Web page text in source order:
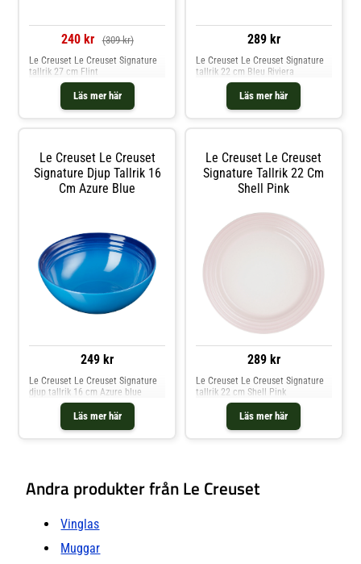
240 kr (309 kr)
Läs mer här
Le Creuset Le Creuset Signature
tallrik 27 cm Flint
289 kr
Läs mer här
Le Creuset Le Creuset Signature
tallrik 22 cm Bleu Riviera
Le Creuset Le Creuset
Signature Djup Tallrik 16
Cm Azure Blue
249 kr
Läs mer här
Le Creuset Le Creuset Signature
djup tallrik 16 cm Azure blue
Le Creuset Le Creuset
Signature Tallrik 22 Cm
Shell Pink
289 kr
Läs mer här
Le Creuset Le Creuset Signature
tallrik 22 cm Shell Pink
Andra produkter från Le Creuset
Vinglas
Muggar